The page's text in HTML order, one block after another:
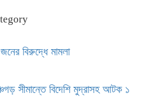
জনের বিরুদ্ধে মামলা
সীমান্তে বিদেশি মুদ্রাসহ আটক ১